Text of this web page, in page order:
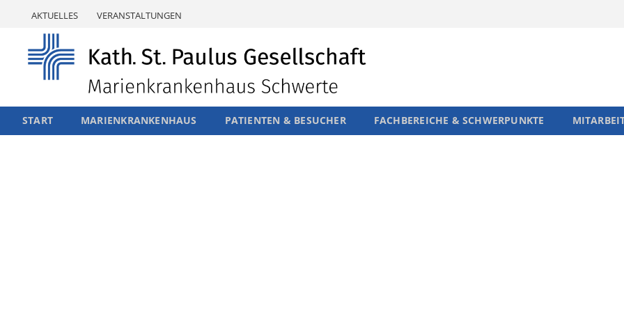
AKTUELLES VERANSTALTUNGEN
START MARIENKRANKENHAUS PATIENTEN & BESUCHER FACHBEREICHE & SCHWERPUNKTE